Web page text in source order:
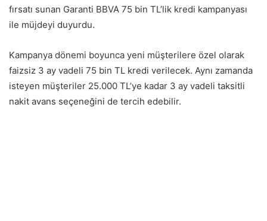
fırsatı sunan Garanti BBVA 75 bin TL’lik kredi kampanyası
ile müjdeyi duyurdu.
Kampanya dönemi boyunca yeni müşterilere özel olarak
faizsiz 3 ay vadeli 75 bin TL kredi verilecek. Aynı zamanda
isteyen müşteriler 25.000 TL’ye kadar 3 ay vadeli taksitli
nakit avans seçeneğini de tercih edebilir.